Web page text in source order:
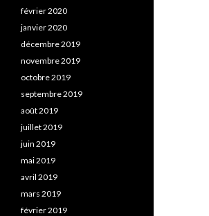
février 2020
janvier 2020
décembre 2019
novembre 2019
octobre 2019
septembre 2019
août 2019
juillet 2019
juin 2019
mai 2019
avril 2019
mars 2019
février 2019